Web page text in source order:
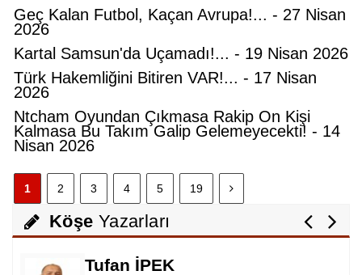
Geç Kalan Futbol, Kaçan Avrupa!... - 27 Nisan
2026
Kartal Samsun'da Uçamadı!... - 19 Nisan 2026
Türk Hakemliğini Bitiren VAR!... - 17 Nisan
2026
Ntcham Oyundan Çıkmasa Rakip On Kişi
Kalmasa Bu Takım Galip Gelemeyecekti! - 14
Nisan 2026
1 2 3 4 5 19
Köşe Yazarları
Nedim Saral
Başkanın Ayak Sesleri!...
Ali Kayıkçı
"Allah'ın Hakkı 3/Üç'tür!.."
Tufan İPEK